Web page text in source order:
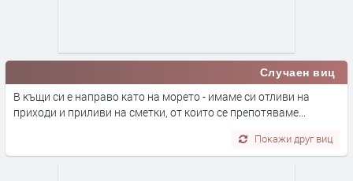
Случаен виц
В къщи си е направо като на морето - имаме си отливи на
приходи и приливи на сметки, от които се препотяваме...
Покажи друг виц